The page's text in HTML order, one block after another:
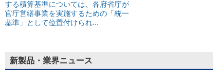
する積算基準については、各府省庁が
官庁営繕事業を実施するための「統一
基準」として位置付けられ...
新製品・業界ニュース